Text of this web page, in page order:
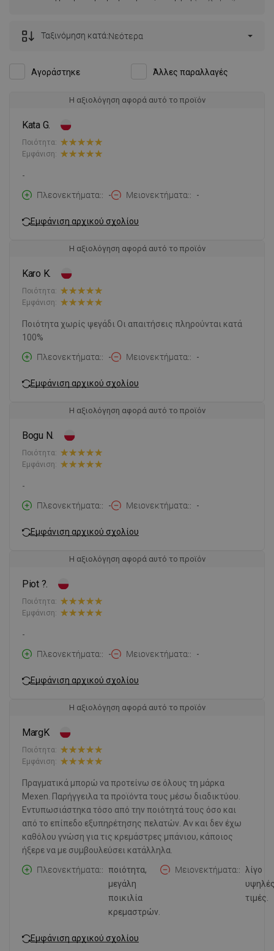
Αγοράστηκε Άλλες παραλλαγές
Ταξινόμηση κατά:Νεότερα
Η αξιολόγηση αφορά αυτό το προϊόν
Kata G.
Ποιότητα:
Εμφάνιση:
-
Πλεονεκτήματα:
- Μειονεκτήματα: -
Εμφάνιση αρχικού σχολίου
Η αξιολόγηση αφορά αυτό το προϊόν
Karo K.
Ποιότητα:
Εμφάνιση:
Ποιότητα χωρίς ψεγάδι Οι απαιτήσεις πληρούνται κατά
100%
Πλεονεκτήματα:
- Μειονεκτήματα: -
Εμφάνιση αρχικού σχολίου
Η αξιολόγηση αφορά αυτό το προϊόν
Bogu N.
Ποιότητα:
Εμφάνιση:
-
Πλεονεκτήματα:
- Μειονεκτήματα: -
Εμφάνιση αρχικού σχολίου
Η αξιολόγηση αφορά αυτό το προϊόν
Piot ?.
Ποιότητα:
Εμφάνιση:
-
Πλεονεκτήματα:
- Μειονεκτήματα: -
Εμφάνιση αρχικού σχολίου
Η αξιολόγηση αφορά αυτό το προϊόν
MargK
Ποιότητα:
Εμφάνιση:
Πραγματικά μπορώ να προτείνω σε όλους τη μάρκα
Mexen. Παρήγγειλα τα προϊόντα τους μέσω διαδικτύου.
Εντυπωσιάστηκα τόσο από την ποιότητά τους όσο και
από το επίπεδο εξυπηρέτησης πελατών. Αν και δεν έχω
καθόλου γνώση για τις κρεμάστρες μπάνιου, κάποιος
ήξερε να με συμβουλεύσει κατάλληλα.
Πλεονεκτήματα:
ποιότητα,
μεγάλη
ποικιλία
κρεμαστρών.
Μειονεκτήματα:
λίγο
τιμές.
Εμφάνιση αρχικού σχολίου